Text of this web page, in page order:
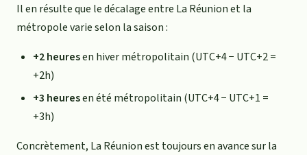
Il en résulte que le décalage entre La Réunion et la
métropole varie selon la saison :
+2 heuresen hiver métropolitain (UTC+4 − UTC+2 =
+2h)
+3 heuresen été métropolitain (UTC+4 − UTC+1 =
+3h)
Concrètement, La Réunion est toujours en avance sur la